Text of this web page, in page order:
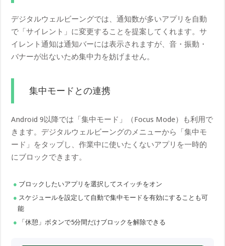
デジタルウェルビーングでは、通知数が多いアプリを自動
で「サイレント」に変更することを提案してくれます。サ
イレント通知は通知バーには表示されますが、音・振動・
バナーが出ないため集中力を妨げません。
集中モードとの連携
Android 9以降では「集中モード」（Focus Mode）も利用で
きます。デジタルウェルビーングのメニューから「集中モ
ード」をタップし、作業中に使いたくないアプリを一時的
にブロックできます。
ブロックしたいアプリを選択してスイッチをオン
スケジュールを設定して自動で集中モードを有効にすることも可
能
「休憩」ボタンで5分間だけブロックを解除できる